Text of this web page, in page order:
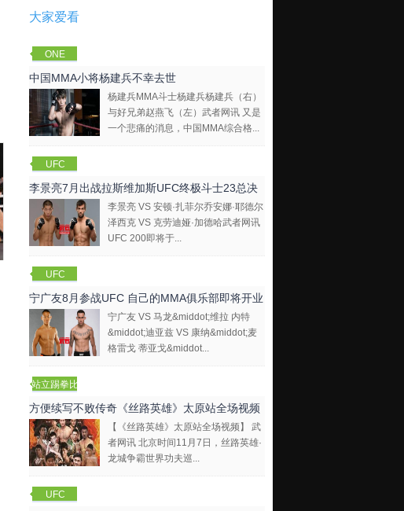
大家爱看
ONE
Champions
hip
中国MMA小将杨建兵不幸去世
杨建兵MMA斗士杨建兵杨建兵（右）
与好兄弟赵燕飞（左）武者网讯 又是
一个悲痛的消息，中国MMA综合格...
UFC
李景亮7月出战拉斯维加斯UFC终极斗士23总决
李景亮 VS 安顿·扎菲尔乔安娜·耶德尔
泽西克 VS 克劳迪娅·加德哈武者网讯
UFC 200即将于...
UFC
宁广友8月参战UFC 自己的MMA俱乐部即将开业
宁广友 VS 马龙&middot;维拉 内特
&middot;迪亚兹 VS 康纳&middot;麦
格雷戈 蒂亚戈&middot...
站立踢拳比
赛视频
方便续写不败传奇《丝路英雄》太原站全场视频
【《丝路英雄》太原站全场视频】 武
者网讯 北京时间11月7日，丝路英雄·
龙城争霸世界功夫巡...
UFC